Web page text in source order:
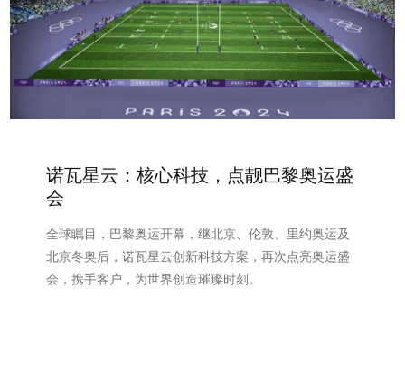
诺瓦星云：核心科技，点靓巴黎奥运盛
会
全球瞩目，巴黎奥运开幕，继北京、伦敦、里约奥运及
北京冬奥后，诺瓦星云创新科技方案，再次点亮奥运盛
会，携手客户，为世界创造璀璨时刻。